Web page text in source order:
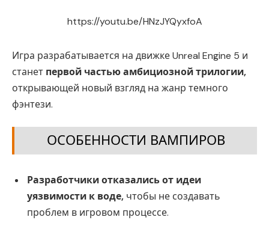
https://youtu.be/HNzJYQyxfoA
Игра разрабатывается на движке Unreal Engine 5 и
станет первой частью амбициозной трилогии,
открывающей новый взгляд на жанр темного
фэнтези.
ОСОБЕННОСТИ ВАМПИРОВ
Разработчики отказались от идеи
уязвимости к воде, чтобы не создавать
проблем в игровом процессе.